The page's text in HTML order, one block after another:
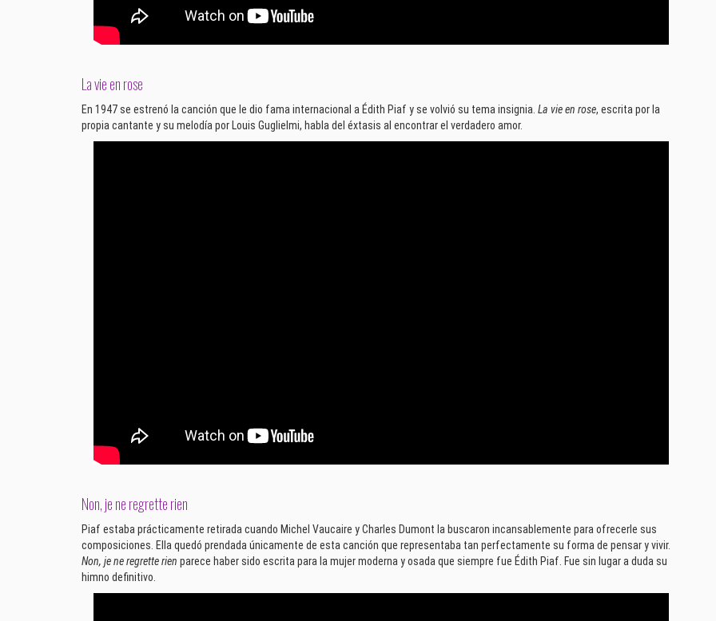
La vie en rose
En 1947 se estrenó la canción que le dio fama internacional a Édith Piaf y se volvió su tema insignia. La vie en rose, escrita por la
propia cantante y su melodía por Louis Guglielmi, habla del éxtasis al encontrar el verdadero amor.
Non, je ne regrette rien
Piaf estaba prácticamente retirada cuando Michel Vaucaire y Charles Dumont la buscaron incansablemente para ofrecerle sus
composiciones. Ella quedó prendada únicamente de esta canción que representaba tan perfectamente su forma de pensar y vivir.
Non, je ne regrette rien parece haber sido escrita para la mujer moderna y osada que siempre fue Édith Piaf. Fue sin lugar a duda su
himno definitivo.